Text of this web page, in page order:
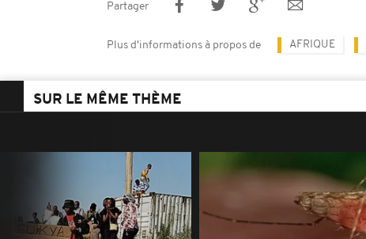
Partager
Plus d'informations à propos de AFRIQUE
SUR LE MÊME THÈME